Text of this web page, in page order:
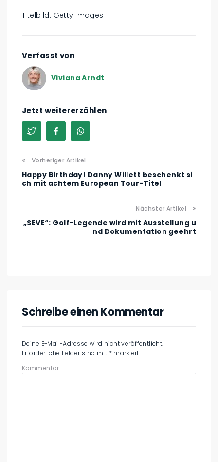
Titelbild: Getty Images
Verfasst von
Viviana Arndt
Jetzt weitererzählen
Vorheriger Artikel
Happy Birthday! Danny Willett beschenkt si
ch mit achtem European Tour-Titel
Nächster Artikel
„SEVE“: Golf-Legende wird mit Ausstellung u
nd Dokumentation geehrt
Schreibe einen Kommentar
Deine E-Mail-Adresse wird nicht veröffentlicht.
Erforderliche Felder sind mit * markiert
Kommentar